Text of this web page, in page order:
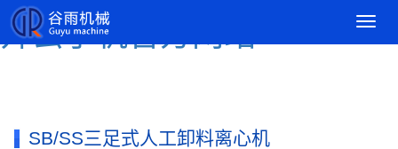
开云手机官方网站
导
SB/SS三足式人工卸料离心机